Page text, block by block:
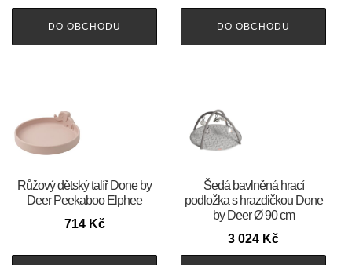
DO OBCHODU DO OBCHODU
Růžový dětský talíř Done by
Deer Peekaboo Elphee
714 Kč
Šedá bavlněná hrací
podložka s hrazdičkou Done
by Deer Ø 90 cm
3 024 Kč